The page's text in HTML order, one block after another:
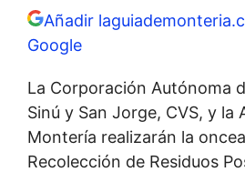
Añadir
Google
La Corporación Autónoma
Sinú y San Jorge, CVS, y la
Montería realizarán la
Recolección de Residuos